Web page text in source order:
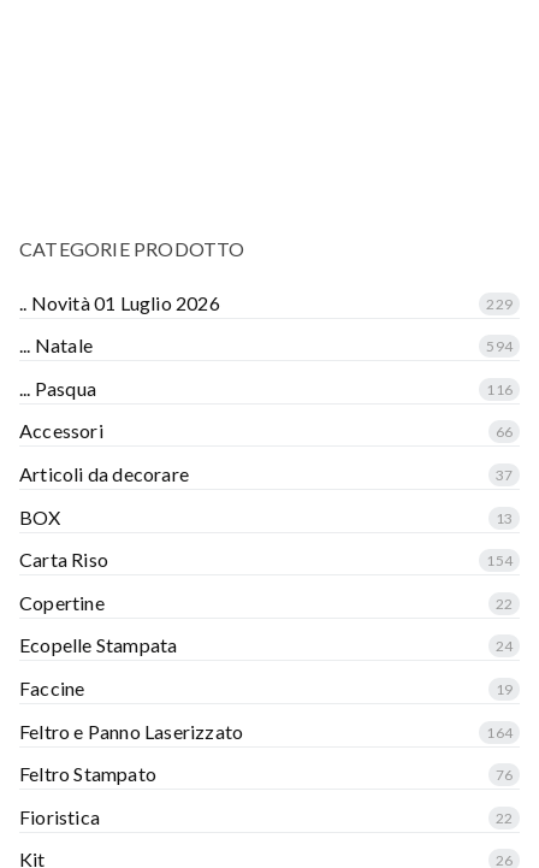
CATEGORIE PRODOTTO
.. Novità 01 Luglio 2026 229
... Natale 594
... Pasqua 116
Accessori 66
Articoli da decorare 37
BOX 13
Carta Riso 154
Copertine 22
Ecopelle Stampata 24
Faccine 19
Feltro e Panno Laserizzato 164
Feltro Stampato 76
Fioristica 22
Kit 26